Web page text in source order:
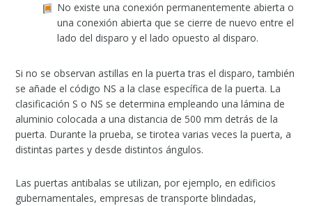
No existe una conexión permanentemente abierta o
una conexión abierta que se cierre de nuevo entre el
lado del disparo y el lado opuesto al disparo.
Si no se observan astillas en la puerta tras el disparo, también
se añade el código NS a la clase específica de la puerta. La
clasificación S o NS se determina empleando una lámina de
aluminio colocada a una distancia de 500 mm detrás de la
puerta. Durante la prueba, se tirotea varias veces la puerta, a
distintas partes y desde distintos ángulos.
Las puertas antibalas se utilizan, por ejemplo, en edificios
gubernamentales, empresas de transporte blindadas,